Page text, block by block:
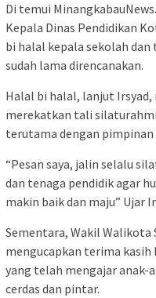
Di temui
Kepala Dinas Pendidikan
bi halal kepala sekolah
sudah lama direncanakan.
Halal bi halal, lanjut Irsyad,
merekatkan tali
terutama dengan pimpinan
“Pesan saya, jalin selalu
dan tenaga pendidik agar
makin baik dan maju” Ujar
Sementara, Wakil Walikota
mengucapkan terima kasih
yang telah mengajar anak-
cerdas dan pintar.